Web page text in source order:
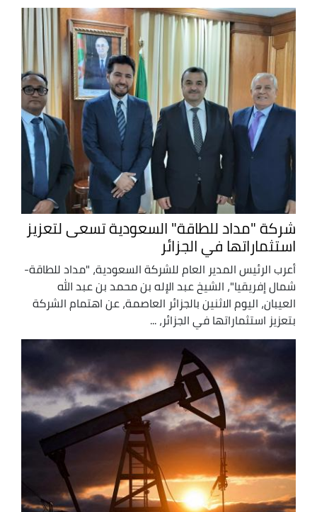
شركة "مداد للطاقة" السعودية تسعى لتعزيز
استثماراتها في الجزائر
أعرب الرئيس المدير العام للشركة السعودية، "مداد للطاقة-
شمال إفريقيا"، الشيخ عبد الإله بن محمد بن عبد الله
العيبان، اليوم الاثنين بالجزائر العاصمة، عن اهتمام الشركة
بتعزيز استثماراتها في الجزائر، ...